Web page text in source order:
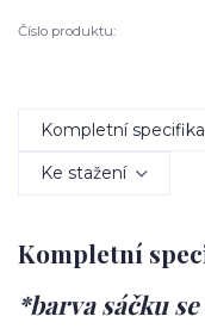
Číslo produktu:
Kompletní
Ke stažení
Kompletní
*barva sáčku